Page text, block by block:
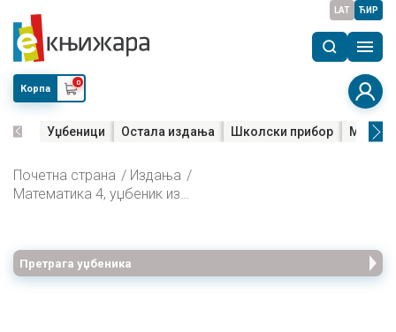
LAT ЋИР
Корпа
0
Уџбеници Остала издања Школски прибор Мала
Почетна страна
Издања
Математика 4, уџбеник из четири дела за четврти разред на русинском језику
Претрага уџбеника